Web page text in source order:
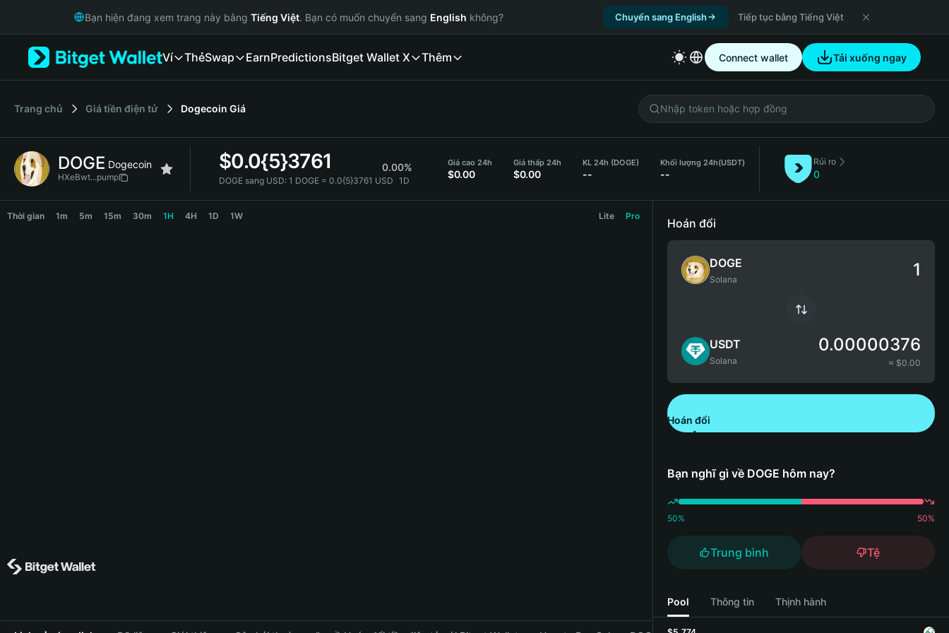
Русский
Italiano
简体中文
繁體中文
Bahasa Indonesia
Bạn hiện đang xem trang này bằng Tiếng Việt. Bạn có muốn chuyển sang English không? Chuyển sang English Tiếp tục bằng Tiếng Việt
Ví ThẻSwap EarnPredictionsBitget Wallet X Thêm Connect wallet Tải xuống ngay
‌Trang chủ Giá tiền điện tử Dogecoin Giá
DOGE Dogecoin
HXeBwt...pump
$0.0{5}3761 0.00%
DOGE sang USD: 1 DOGE = 0.0{5}3761 USD 1D
Giá cao 24h
$0.00
Giá thấp 24h
$0.00
KL 24h (DOGE)
--
Khối lượng 24h(USDT)
--
Rủi ro
0
DOGE Price Chart
Thời gian 1m 5m 15m 30m 1H 4H 1D 1W Lite Pro
Hoán đổi
DOGE
Solana
USDT
Solana
0.00000376
≈ $0.00
Hoán đổi
Bạn nghĩ gì về DOGE hôm nay?
50% 50%
Trung bình Tệ
Pool Thông tin Thịnh hành